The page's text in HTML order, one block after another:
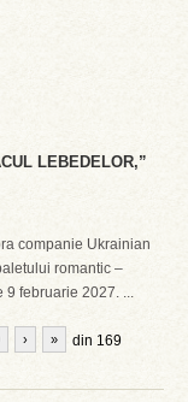
LEBEDELOR,”
companie Ukrainian
romantic –
9 februarie 2027. ...
din 169
› »